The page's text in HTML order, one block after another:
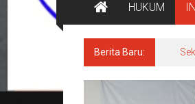
HUKUM
Berita Baru: